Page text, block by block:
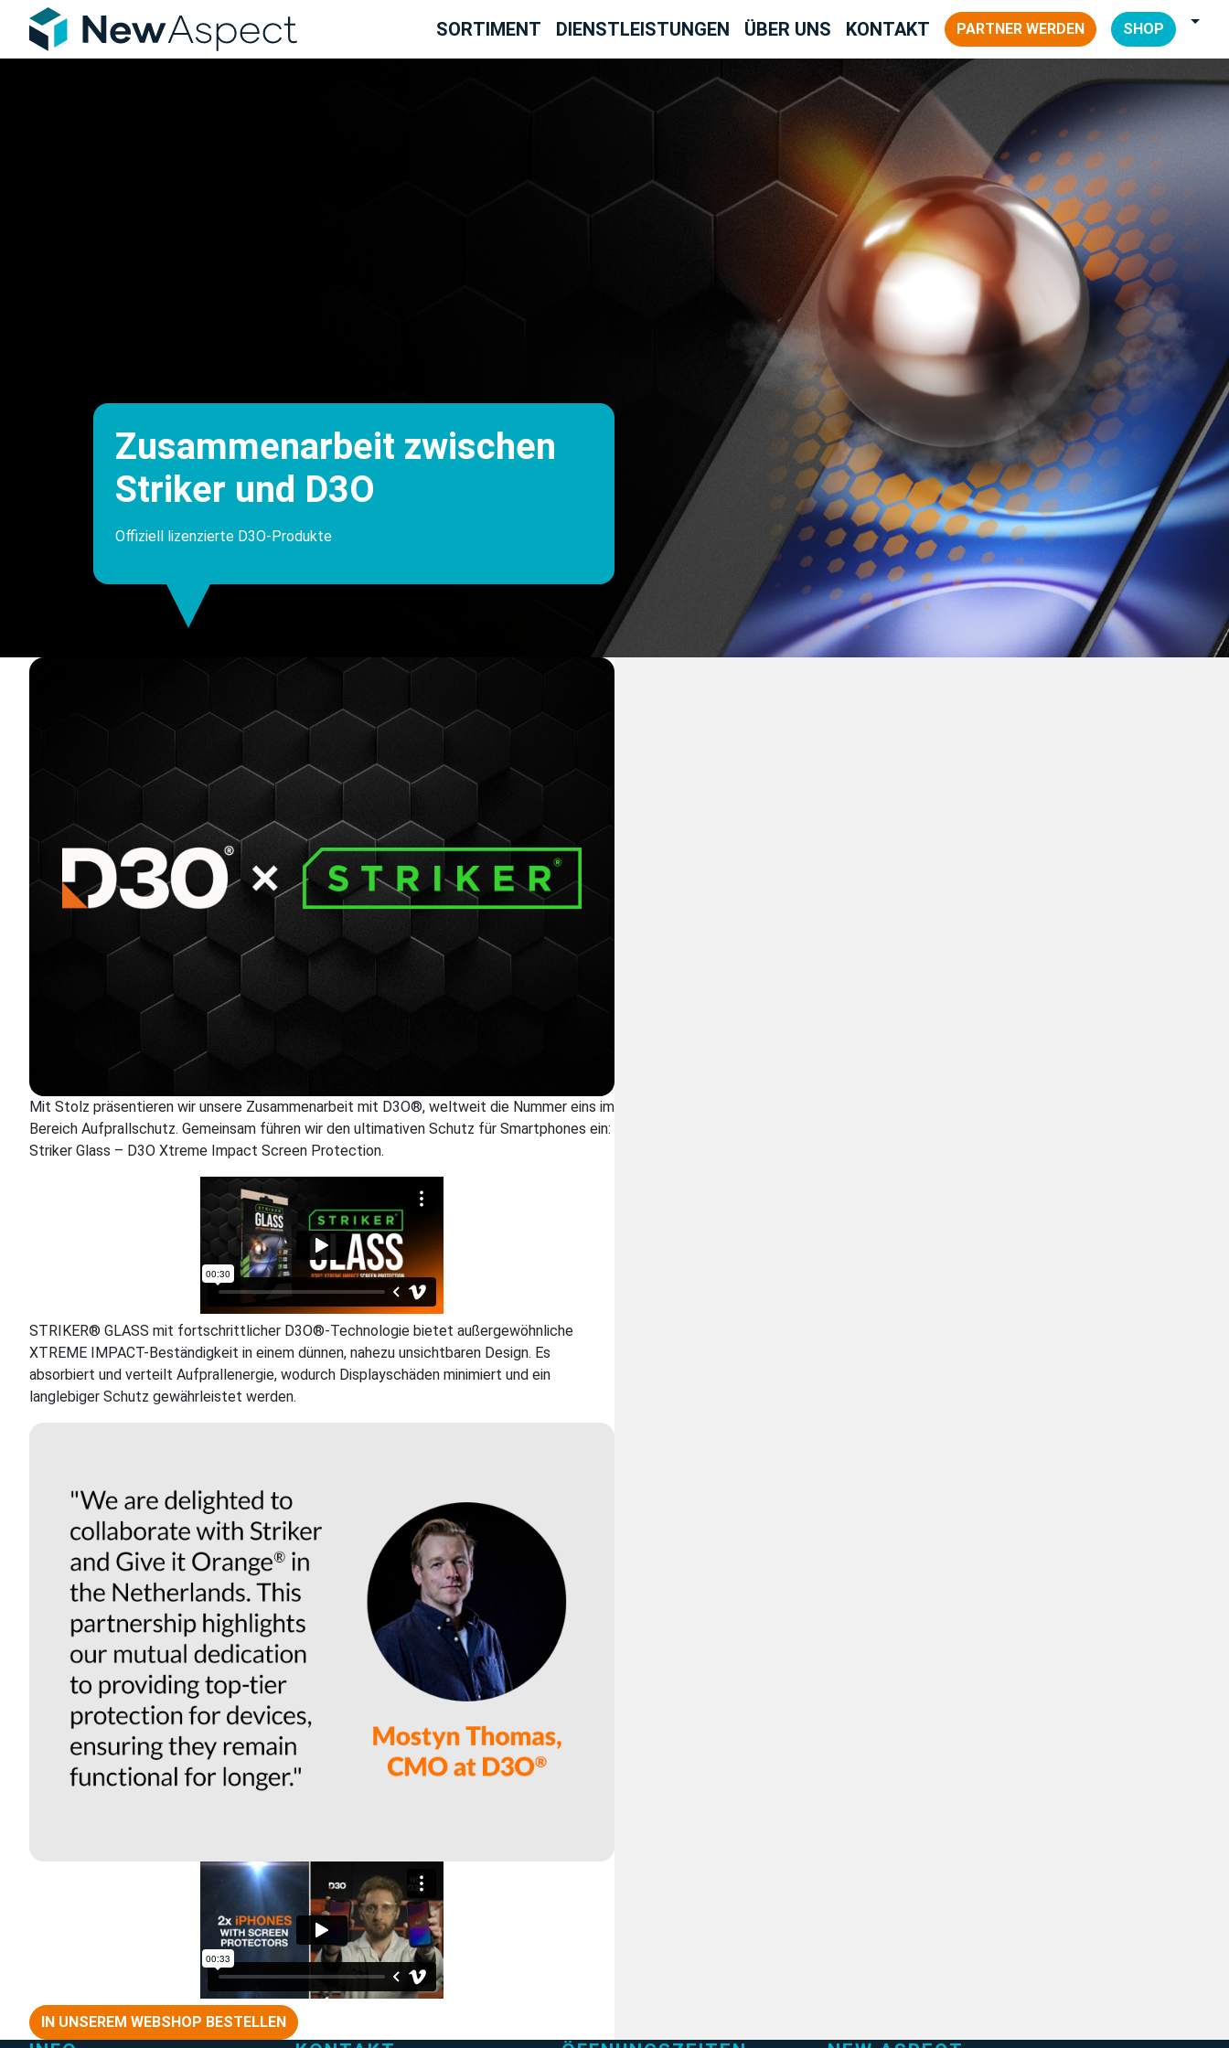
SORTIMENT DIENSTLEISTUNGEN ÜBER UNS KONTAKT PARTNER WERDEN SHOP
Zusammenarbeit zwischen
Striker und D3O
Offiziell lizenzierte D3O-Produkte
Mit Stolz präsentieren wir unsere Zusammenarbeit mit D3O®, weltweit die Nummer eins im
Bereich Aufprallschutz. Gemeinsam führen wir den ultimativen Schutz für Smartphones ein:
Striker Glass – D3O Xtreme Impact Screen Protection.
STRIKER® GLASS mit fortschrittlicher D3O®-Technologie bietet außergewöhnliche
XTREME IMPACT-Beständigkeit in einem dünnen, nahezu unsichtbaren Design. Es
absorbiert und verteilt Aufprallenergie, wodurch Displayschäden minimiert und ein
langlebiger Schutz gewährleistet werden.
IN UNSEREM WEBSHOP BESTELLEN